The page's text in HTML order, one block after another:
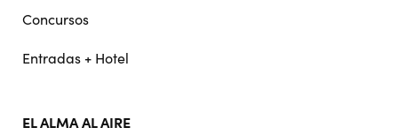
Concursos
Entradas + Hotel
EL ALMA AL AIRE